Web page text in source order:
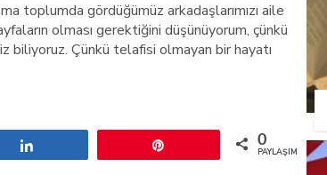
toplumda gördüğümüz arkadaşlarımızı aile
olması gerektiğini düşünüyorum, çünkü
biliyoruz. Çünkü telafisi olmayan bir hayatı
0
PAYLAŞIMLAR